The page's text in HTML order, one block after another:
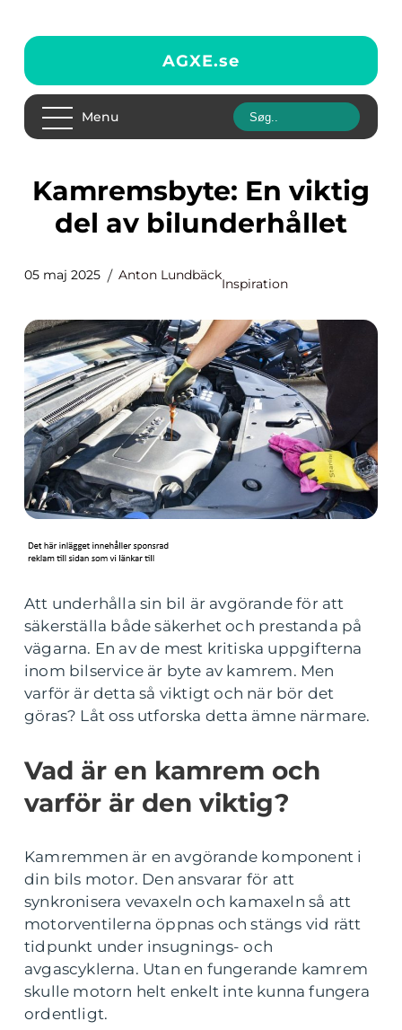
AGXE.se
Menu
Kamremsbyte: En viktig
del av bilunderhållet
05 maj 2025 Anton Lundbäck
Inspiration
Att underhålla sin bil är avgörande för att
säkerställa både säkerhet och prestanda på
vägarna. En av de mest kritiska uppgifterna
inom bilservice är byte av kamrem. Men
varför är detta så viktigt och när bör det
göras? Låt oss utforska detta ämne närmare.
Vad är en kamrem och
varför är den viktig?
Kamremmen är en avgörande komponent i
din bils motor. Den ansvarar för att
synkronisera vevaxeln och kamaxeln så att
motorventilerna öppnas och stängs vid rätt
tidpunkt under insugnings- och
avgascyklerna. Utan en fungerande kamrem
skulle motorn helt enkelt inte kunna fungera
ordentligt.